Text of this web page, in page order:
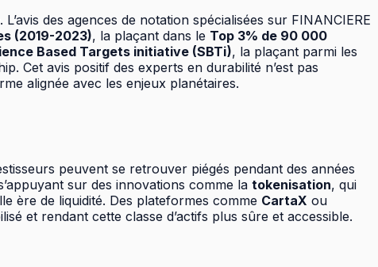
des agences de notation spécialisées sur FINANCIERE
(2019-2023), la plaçant dans le Top 3% de 90 000
Based Targets initiative (SBTi), la plaçant parmi les
Cet avis positif des experts en durabilité n’est pas
alignée avec les enjeux planétaires.
peuvent se retrouver piégés pendant des années
sur des innovations comme la tokenisation, qui
ère de liquidité. Des plateformes comme CartaX ou
et rendant cette classe d’actifs plus sûre et accessible.